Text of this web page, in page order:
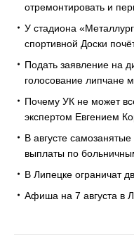
отремонтировать и
У стадиона
спортивной Доски
Подать заявление на
голосование липчане
Почему УК не может
экспертом Евгением
В августе
выплаты по
В Липецке ограничат
Афиша на 7 августа в